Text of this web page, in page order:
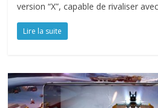
version “X”, capable de rivaliser
Lire la suite